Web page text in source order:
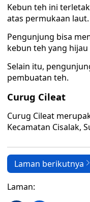
Kebun teh ini
atas permukaan laut.
Pengunjung bisa
kebun teh yang hijau
Selain itu,
pembuatan teh.
Curug Cileat
Curug Cileat
Kecamatan Cisalak,
Laman berikutnya
Laman: